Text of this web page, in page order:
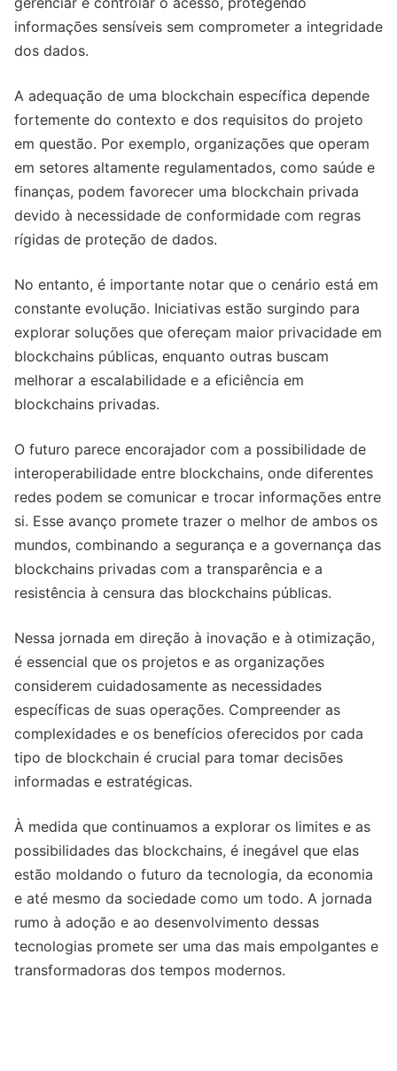
informações sensíveis sem comprometer a integridade
dos dados.
A adequação de uma blockchain específica depende
fortemente do contexto e dos requisitos do projeto
em questão. Por exemplo, organizações que operam
em setores altamente regulamentados, como saúde e
finanças, podem favorecer uma blockchain privada
devido à necessidade de conformidade com regras
rígidas de proteção de dados.
No entanto, é importante notar que o cenário está em
constante evolução. Iniciativas estão surgindo para
explorar soluções que ofereçam maior privacidade em
blockchains públicas, enquanto outras buscam
melhorar a escalabilidade e a eficiência em
blockchains privadas.
O futuro parece encorajador com a possibilidade de
interoperabilidade entre blockchains, onde diferentes
redes podem se comunicar e trocar informações entre
si. Esse avanço promete trazer o melhor de ambos os
mundos, combinando a segurança e a governança das
blockchains privadas com a transparência e a
resistência à censura das blockchains públicas.
Nessa jornada em direção à inovação e à otimização,
é essencial que os projetos e as organizações
considerem cuidadosamente as necessidades
específicas de suas operações. Compreender as
complexidades e os benefícios oferecidos por cada
tipo de blockchain é crucial para tomar decisões
informadas e estratégicas.
À medida que continuamos a explorar os limites e as
possibilidades das blockchains, é inegável que elas
estão moldando o futuro da tecnologia, da economia
e até mesmo da sociedade como um todo. A jornada
rumo à adoção e ao desenvolvimento dessas
tecnologias promete ser uma das mais empolgantes e
transformadoras dos tempos modernos.